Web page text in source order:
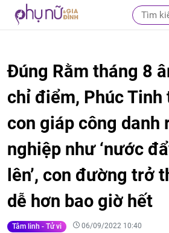
Đúng Rằm tháng 8
chỉ điểm, Phúc Tinh
con giáp công danh
nghiệp như ‘nước
lên’, con đường trở
dễ hơn bao giờ hết
Tâm linh - Tử vi 06/09/2022 10:40